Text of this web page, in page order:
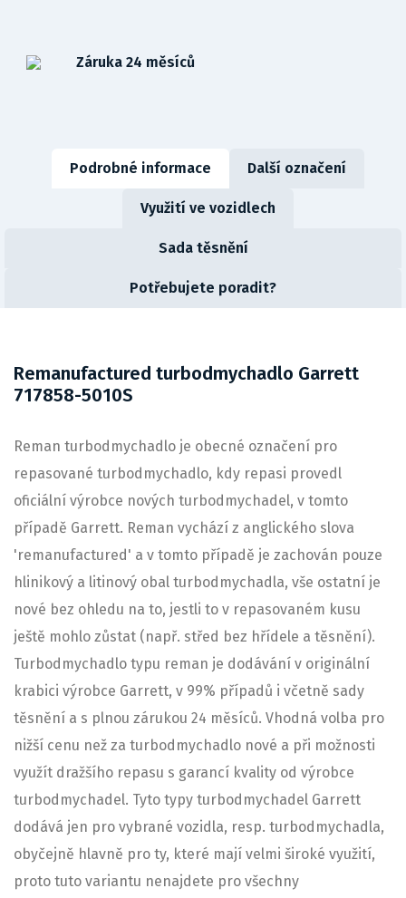
Záruka 24 měsíců
Podrobné informace Další označení
Využití ve vozidlech
Sada těsnění
Potřebujete poradit?
Remanufactured turbodmychadlo Garrett
717858-5010S
Reman turbodmychadlo je obecné označení pro
repasované turbodmychadlo, kdy repasi provedl
oficiální výrobce nových turbodmychadel, v tomto
případě Garrett. Reman vychází z anglického slova
'remanufactured' a v tomto případě je zachován pouze
hlinikový a litinový obal turbodmychadla, vše ostatní je
nové bez ohledu na to, jestli to v repasovaném kusu
ještě mohlo zůstat (např. střed bez hřídele a těsnění).
Turbodmychadlo typu reman je dodávání v originální
krabici výrobce Garrett, v 99% případů i včetně sady
těsnění a s plnou zárukou 24 měsíců. Vhodná volba pro
nižší cenu než za turbodmychadlo nové a při možnosti
využít dražšího repasu s garancí kvality od výrobce
turbodmychadel. Tyto typy turbodmychadel Garrett
dodává jen pro vybrané vozidla, resp. turbodmychadla,
obyčejně hlavně pro ty, které mají velmi široké využití,
proto tuto variantu nenajdete pro všechny